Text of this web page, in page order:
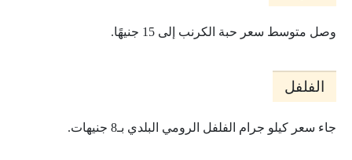
وصل متوسط سعر حبة الكرنب إلى 15 جنيهًا.
الفلفل
جاء سعر كيلو جرام الفلفل الرومي البلدي بـ8 جنيهات.